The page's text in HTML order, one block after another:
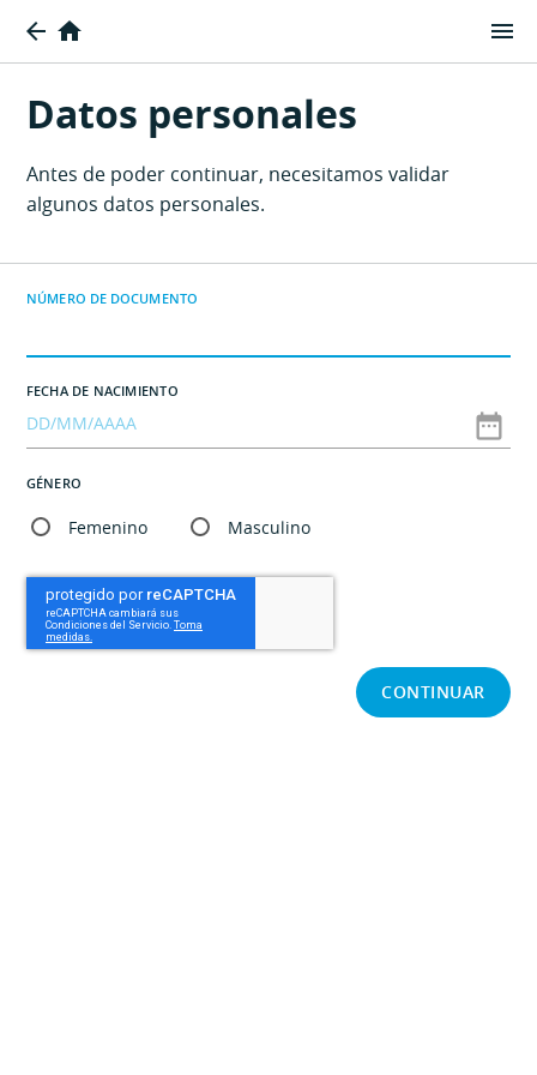
arrow_back menu
home
Datos personales
Antes de poder continuar, necesitamos validar
algunos datos personales.
NÚMERO DE DOCUMENTO
FECHA DE NACIMIENTO
date_range
GÉNERO
Femenino Masculino